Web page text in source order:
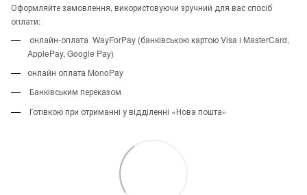
Оформляйте замовлення, використовуючи зручний для вас спосіб
оплати:
онлайн-оплата WayForPay (банківською картою Visa і MasterCard,
ApplePay, Google Pay)
онлайн оплата MonoPay
Банківським переказом
Готівкою при отриманні у відділенні «Нова пошта»